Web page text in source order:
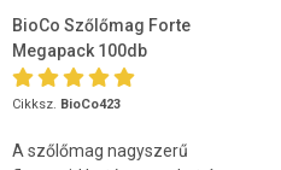
BioCo Szőlőmag Forte
Megapack 100db
Cikksz. BioCo423
A szőlőmag nagyszerű